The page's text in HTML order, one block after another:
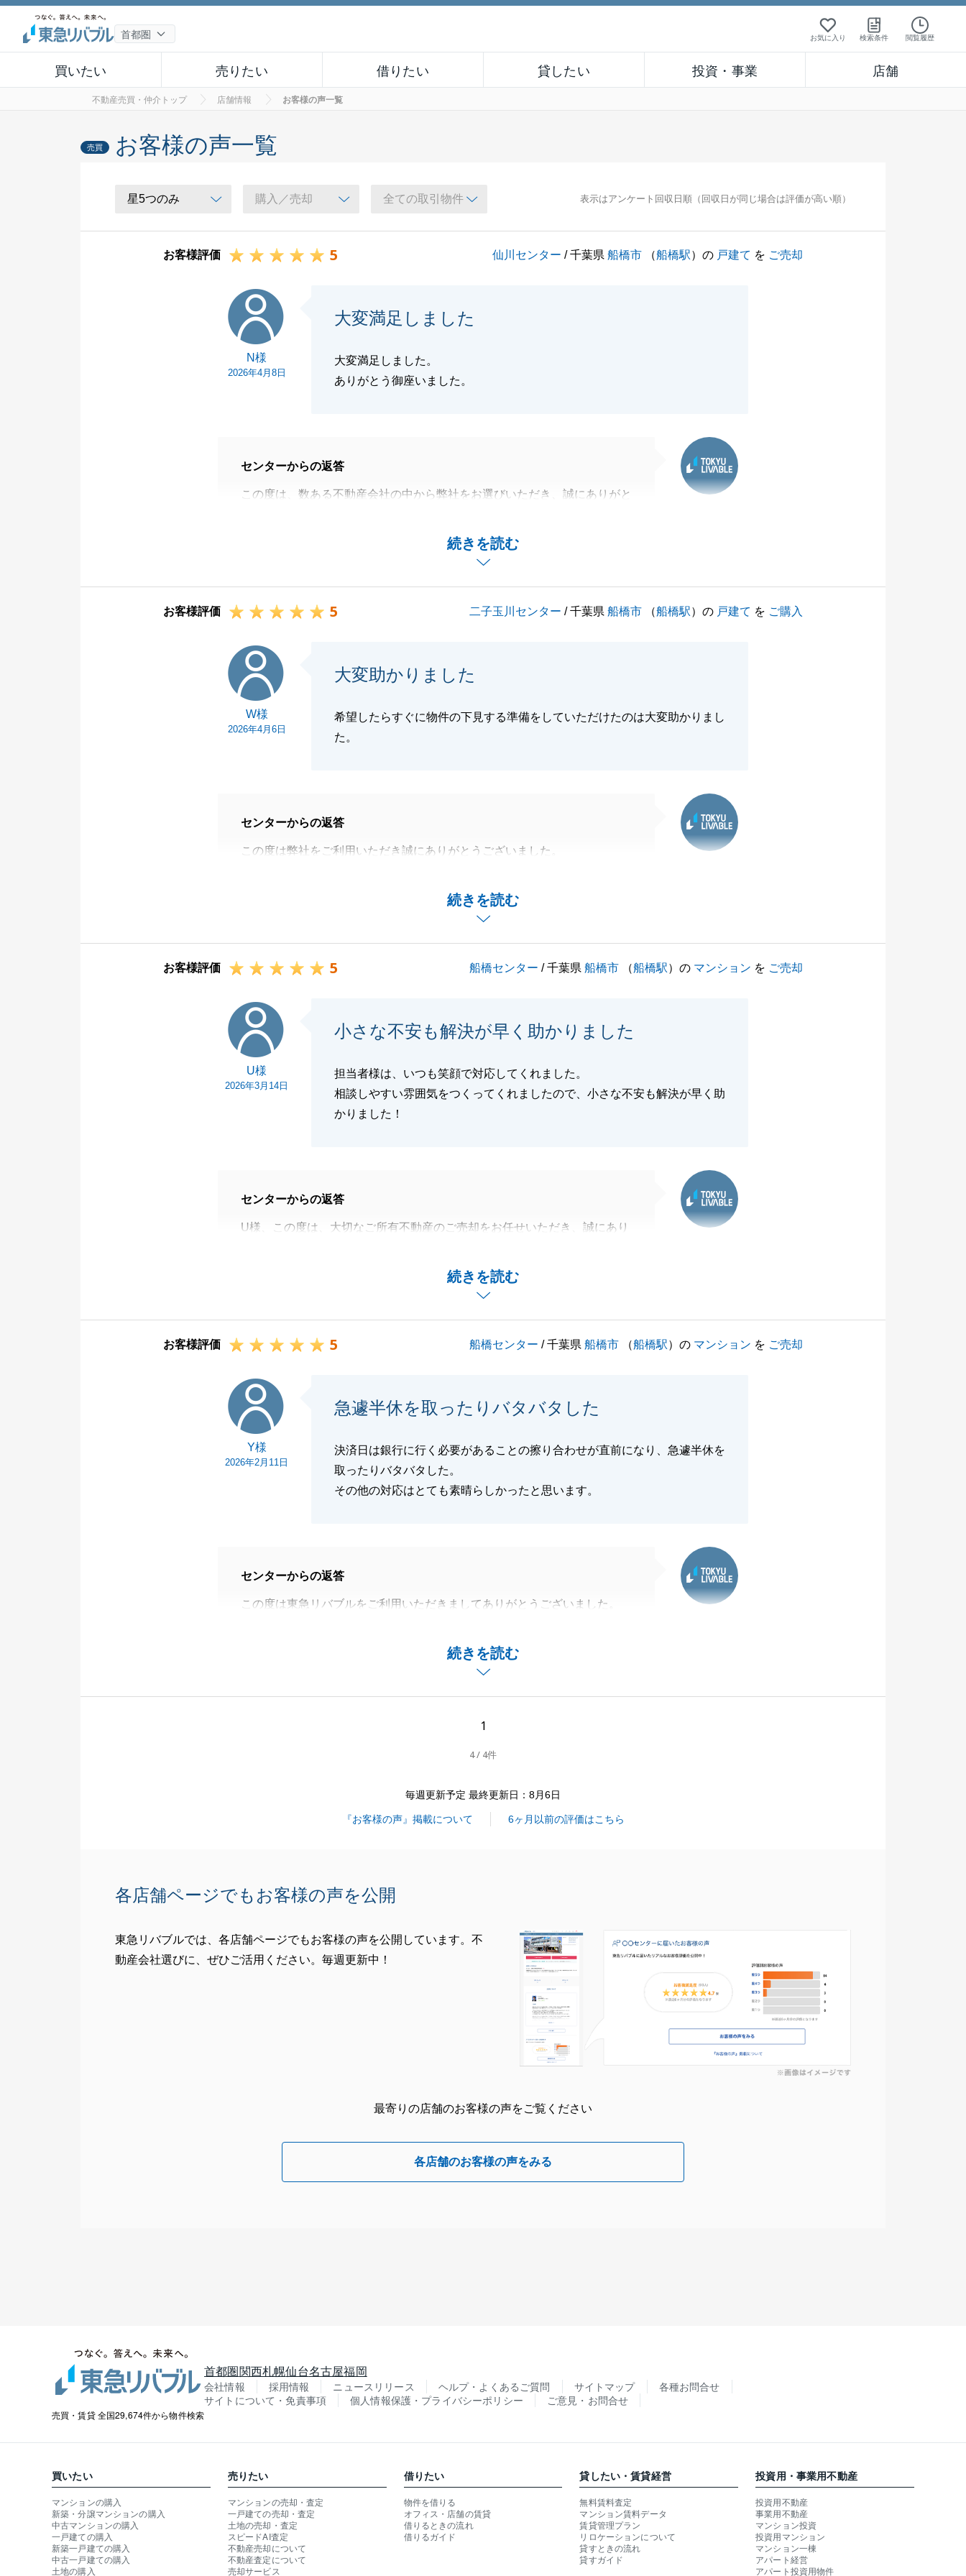
お気に入り 検索条件 閲覧履歴
買いたい 売りたい 借りたい 貸したい 投資・事業 店舗
不動産売買・仲介トップ 店舗情報 お客様の声一覧
売買 お客様の声一覧
表示はアンケート回収日順（回収日が同じ場合は評価が高い順）
お客様評価 5 仙川センター / 千葉県船橋市 （船橋駅）の 戸建て を ご売却
N様
2026年4月8日
大変満足しました
大変満足しました。
ありがとう御座いました。
続きを読む
センターからの返答
この度は、数ある不動産会社の中から弊社をお選びいただき、誠にありがと
また、CSアンケートにて大変温かいコメントを頂戴し、身の引き締まる思
引き続き何卒よろしくお願い申し上げます。
お客様評価 5 二子玉川センター / 千葉県船橋市 （船橋駅）の 戸建て を ご購入
W様
2026年4月6日
大変助かりました
希望したらすぐに物件の下見する準備をしていただけたのは大変助かりまし
た。
続きを読む
センターからの返答
この度は弊社をご利用いただき誠にありがとうございました。
今後も何かございましたらお気軽にご相談ください。
お客様評価 5 船橋センター / 千葉県船橋市 （船橋駅）の マンション を ご売却
U様
2026年3月14日
小さな不安も解決が早く助かりました
担当者様は、いつも笑顔で対応してくれました。
相談しやすい雰囲気をつくってくれましたので、小さな不安も解決が早く助
かりました！
続きを読む
センターからの返答
U様、この度は、大切なご所有不動産のご売却をお任せいただき、誠にあり
いただいた温かいメッセージを拝読し、大変大きな励みとなりました。
お取引は完了いたしましたが、今後もU様のパートナーとしてお役に立てれ
閉じる
お客様評価 5 船橋センター / 千葉県船橋市 （船橋駅）の マンション を ご売却
Y様
2026年2月11日
急遽半休を取ったりバタバタした
決済日は銀行に行く必要があることの擦り合わせが直前になり、急遽半休を
取ったりバタバタした。
その他の対応はとても素晴らしかったと思います。
続きを読む
センターからの返答
この度は東急リバブルをご利用いただきましてありがとうございました。
まで、理想通りのスムーズなお取引となりましたこと、私共も大変嬉しく存
閉じる
1
4 / 4件
毎週更新予定 最終更新日：8月6日
『お客様の声』掲載について 6ヶ月以前の評価はこちら
各店舗ページでもお客様の声を公開
東急リバブルでは、各店舗ページでもお客様の声を公開しています。不
動産会社選びに、ぜひご活用ください。毎週更新中！
最寄りの店舗のお客様の声をご覧ください
各店舗のお客様の声をみる
売買・賃貸 全国29,674件から物件検索
首都圏関西札幌仙台名古屋福岡
会社情報 採用情報 ニュースリリース ヘルプ・よくあるご質問 サイトマップ
各種お問合せ
サイトについて・免責事項
個人情報保護・プライバシーポリシー ご意見・お問合せ
買いたい
マンションの購入
新築・分譲マンションの購入
中古マンションの購入
一戸建ての購入
新築一戸建ての購入
中古一戸建ての購入
土地の購入
売りたい
マンションの売却・査定
一戸建ての売却・査定
土地の売却・査定
スピードAI査定
不動産売却について
不動産査定について
売却サービス
借りたい
物件を借りる
オフィス・店舗の賃貸
借りるときの流れ
借りるガイド
貸したい・賃貸経営
無料賃料査定
マンション賃料データ
賃貸管理プラン
リロケーションについて
貸すときの流れ
貸すガイド
投資用・事業用不動産
投資用不動産
事業用不動産
マンション投資
投資用マンション
マンション一棟
アパート経営
アパート投資用物件